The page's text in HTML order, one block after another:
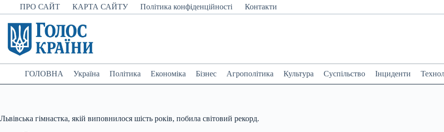
Перейти
до
вмісту
ПРО САЙТ КАРТА САЙТУ Політика конфіденційності Контакти
ГОЛОВНА Україна Політика Економіка Бізнес Агрополітика Культура Суспільство Інциденти
Львівська гімнастка, якій виповнилося шість років, побила світовий рекорд.